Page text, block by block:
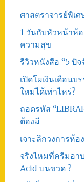
ศาสตราจารย์พิ
1 วันกับหัวหน้าห้
ความสุข
รีวิวหนังสือ “5 ปั
เปิดโผเงินเดือน
ใหม่ได้เท่าไหร่?
ถอดรหัส
ต้องมี
เจาะลึกวงการห้
จริงไหมที่ครีมอา
Acid บนขวด ?